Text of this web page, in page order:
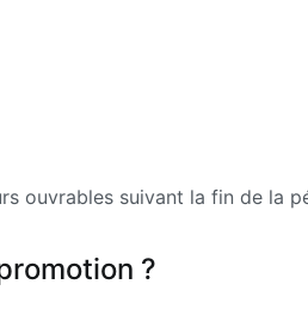
ouvrables suivant la fin de la
?